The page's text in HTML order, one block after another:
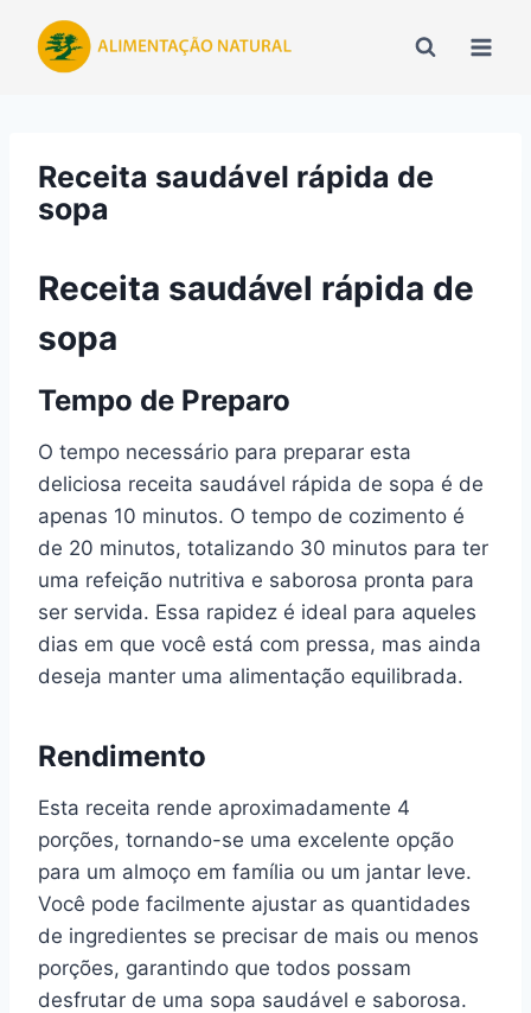
para
Receita saudável rápida de
sopa
Receita saudável rápida de
sopa
Tempo de Preparo
O tempo necessário para preparar esta
deliciosa receita saudável rápida de sopa é de
apenas 10 minutos. O tempo de cozimento é
de 20 minutos, totalizando 30 minutos para ter
uma refeição nutritiva e saborosa pronta para
ser servida. Essa rapidez é ideal para aqueles
dias em que você está com pressa, mas ainda
deseja manter uma alimentação equilibrada.
Rendimento
Esta receita rende aproximadamente 4
porções, tornando-se uma excelente opção
para um almoço em família ou um jantar leve.
Você pode facilmente ajustar as quantidades
de ingredientes se precisar de mais ou menos
porções, garantindo que todos possam
desfrutar de uma sopa saudável e saborosa.